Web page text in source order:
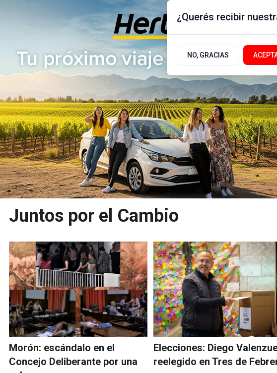
Viernes 7 de Agosto
de 2026
17.9ºc | Buenos Aires, AR
ACTUALIDAD POLÍTICA
Juntos por el Cambio
Morón: escándalo en el
Concejo Deliberante por una
Elecciones: Diego
reelegido en Tres de
¿Querés recibir
NO, GRACIAS